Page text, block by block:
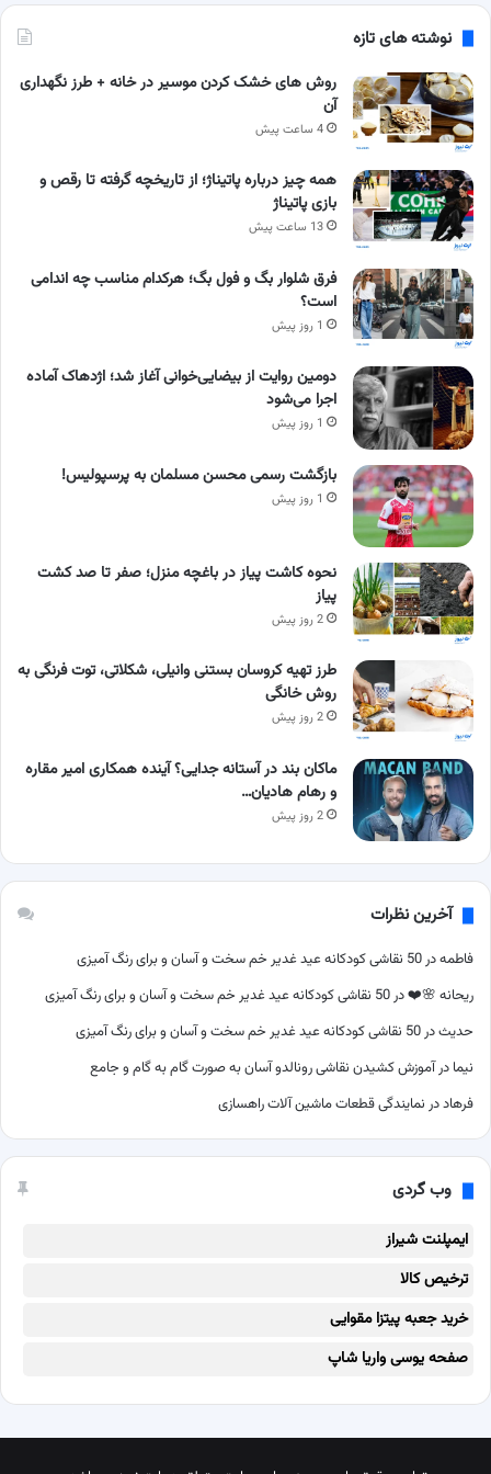
نوشته های تازه
روش های خشک کردن موسیر در خانه + طرز نگهداری
آن
4 ساعت پیش
همه چیز درباره پاتیناژ؛ از تاریخچه گرفته تا رقص و
بازی پاتیناژ
13 ساعت پیش
فرق شلوار بگ و فول بگ؛ هرکدام مناسب چه اندامی
است؟
1 روز پیش
دومین روایت از بیضایی‌خوانی آغاز شد؛ اژدهاک آماده
اجرا می‌شود
1 روز پیش
بازگشت رسمی محسن مسلمان به پرسپولیس!
1 روز پیش
نحوه کاشت پیاز در باغچه منزل؛ صفر تا صد کشت
پیاز
2 روز پیش
طرز تهیه کروسان بستنی وانیلی، شکلاتی، توت فرنگی به
روش خانگی
2 روز پیش
ماکان بند در آستانه جدایی؟ آینده همکاری امیر مقاره
و رهام هادیان…
2 روز پیش
آخرین نظرات
فاطمهدر50 نقاشی کودکانه عید غدیر خم سخت و آسان و برای رنگ آمیزی
ریحانه 🌸❤️در50 نقاشی کودکانه عید غدیر خم سخت و آسان و برای رنگ آمیزی
حدیثدر50 نقاشی کودکانه عید غدیر خم سخت و آسان و برای رنگ آمیزی
نیما درآموزش کشیدن نقاشی رونالدو آسان به صورت گام به گام و جامع
فرهاددر نمایندگی قطعات ماشین آلات راهسازی
وب گردی
ایمپلنت شیراز
ترخیص کالا
خرید جعبه پیتزا مقوایی
صفحه یوسی واریا شاپ